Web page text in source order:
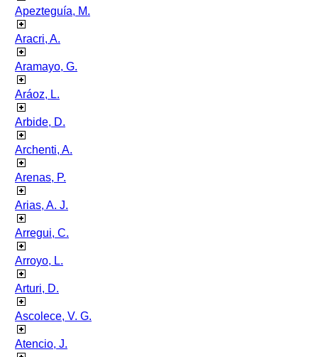
Apezteguía, M.
Aracri, A.
Aramayo, G.
Aráoz, L.
Arbide, D.
Archenti, A.
Arenas, P.
Arias, A. J.
Arregui, C.
Arroyo, L.
Arturi, D.
Ascolece, V. G.
Atencio, J.